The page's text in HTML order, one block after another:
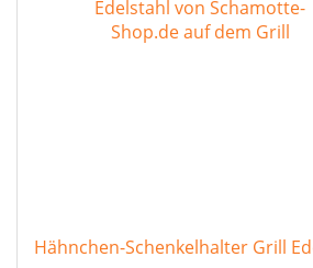
Hähnchen-Schenkelhalter Grill